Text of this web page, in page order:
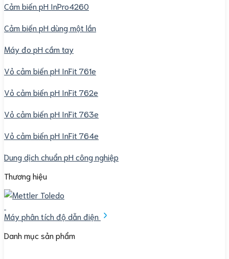
Cảm biến pH InPro4260
Cảm biến pH dùng một lần
Máy đo pH cầm tay
Vỏ cảm biến pH InFit 761e
Vỏ cảm biến pH InFit 762e
Vỏ cảm biến pH InFit 763e
Vỏ cảm biến pH InFit 764e
Dung dịch chuẩn pH công nghiệp
Thương hiệu
Máy phân tích độ dẫn điện
Danh mục sản phẩm